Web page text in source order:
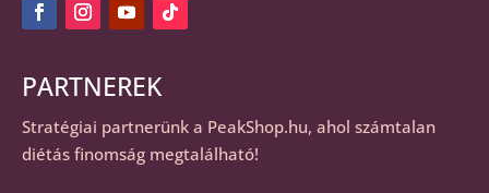
PARTNEREK
Stratégiai partnerünk a PeakShop.hu, ahol számtalan
diétás finomság megtalálható!